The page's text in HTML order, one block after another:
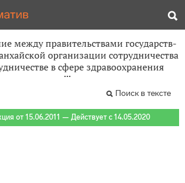
между правительствами государств-
организации сотрудничества
в сфере здравоохранения
Поиск в тексте
от 15.06.2011 — Действует с 14.05.2020